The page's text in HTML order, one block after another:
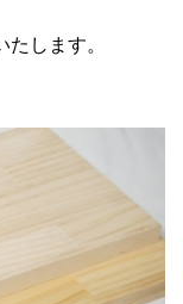
します。